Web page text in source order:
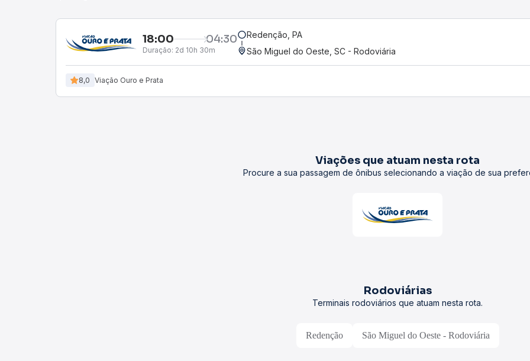
18:00 04:30
Duração: 2d 10h 30m
Redenção, PA
São Miguel do Oeste, SC - Rodoviária
8,0 Viação Ouro e Prata
Viações que atuam nesta rota
Procure a sua passagem de ônibus selecionando a viação de sua
Rodoviárias
Terminais rodoviários que atuam nesta rota.
Redenção São Miguel do Oeste - Rodoviária